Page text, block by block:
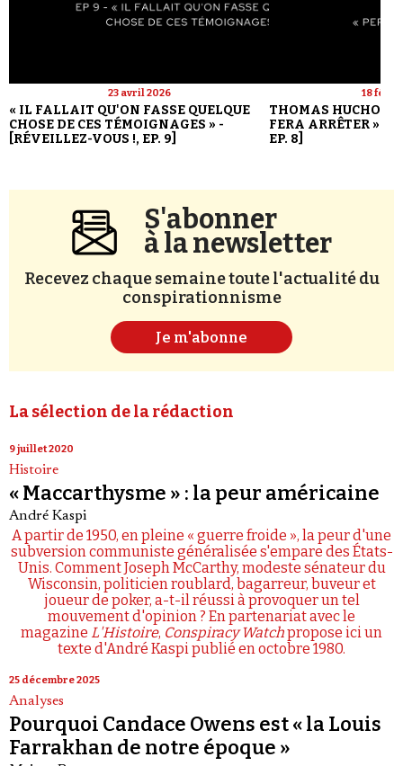
23 avril 2026
« IL FALLAIT QU'ON FASSE QUELQUE
CHOSE DE CES TÉMOIGNAGES » -
[RÉVEILLEZ-VOUS !, EP. 9]
18
THOMAS HUCHON :
FERA ARRÊTER » -
EP. 8]
S'abonner
à la newsletter
Recevez chaque semaine toute l'actualité du
conspirationnisme
Je m'abonne
La sélection de la rédaction
9 juillet 2020
Histoire
« Maccarthysme » : la peur américaine
André Kaspi
A partir de 1950, en pleine « guerre froide », la peur d'une
subversion communiste généralisée s'empare des États-
Unis. Comment Joseph McCarthy, modeste sénateur du
Wisconsin, politicien roublard, bagarreur, buveur et
joueur de poker, a-t-il réussi à provoquer un tel
mouvement d'opinion ? En partenariat avec le
magazine L'Histoire, Conspiracy Watchpropose ici un
texte d'André Kaspi publié en octobre 1980.
25 décembre 2025
Analyses
Pourquoi Candace Owens est « la Louis
Farrakhan de notre époque »